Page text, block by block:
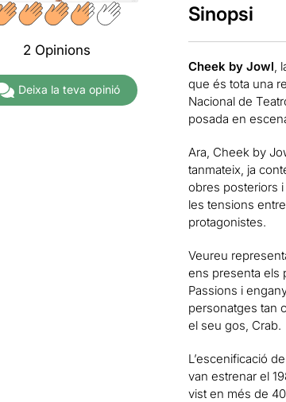
2 Opinions
Deixa la teva opinió
Sinopsi
Cheek by Jowl
que és tota una
Nacional de
posada en
Ara, Cheek by
tanmateix, ja
obres posteriors i
les tensions
protagonistes.
Veureu
ens presenta els
Passions i
personatges tan
el seu gos, Crab.
L’escenificació
van estrenar el
vist en més de